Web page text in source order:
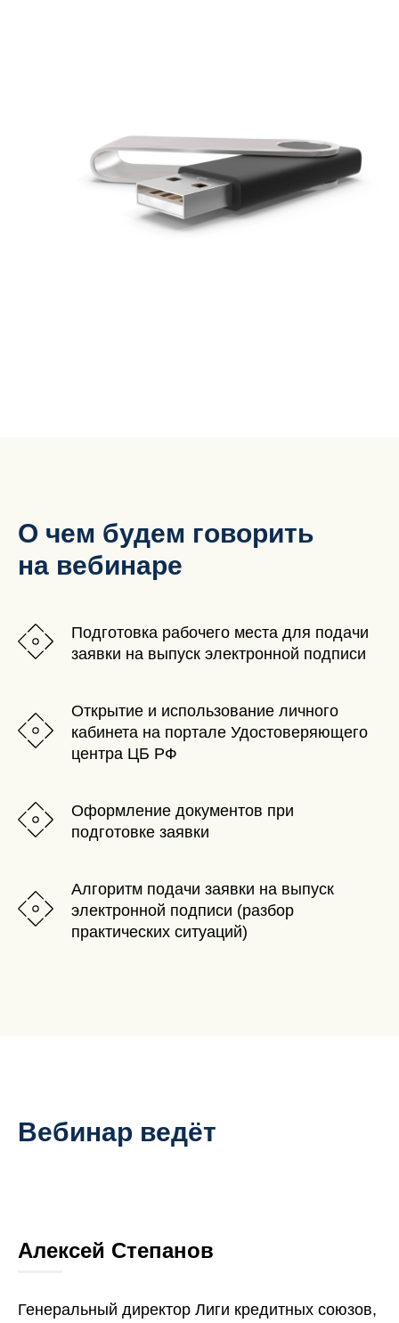
О чем будем говорить
на вебинаре
Подготовка рабочего места для подачи
заявки на выпуск электронной подписи
Открытие и использование личного
кабинета на портале Удостоверяющего
центра ЦБ РФ
Оформление документов при
подготовке заявки
Алгоритм подачи заявки на выпуск
электронной подписи (разбор
практических ситуаций)
Вебинар ведёт
Алексей Степанов
Генеральный директор Лиги кредитных союзов,